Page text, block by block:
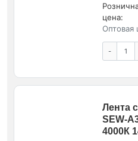
цена:
Оптовая
-
Лента
SEW-
4000К